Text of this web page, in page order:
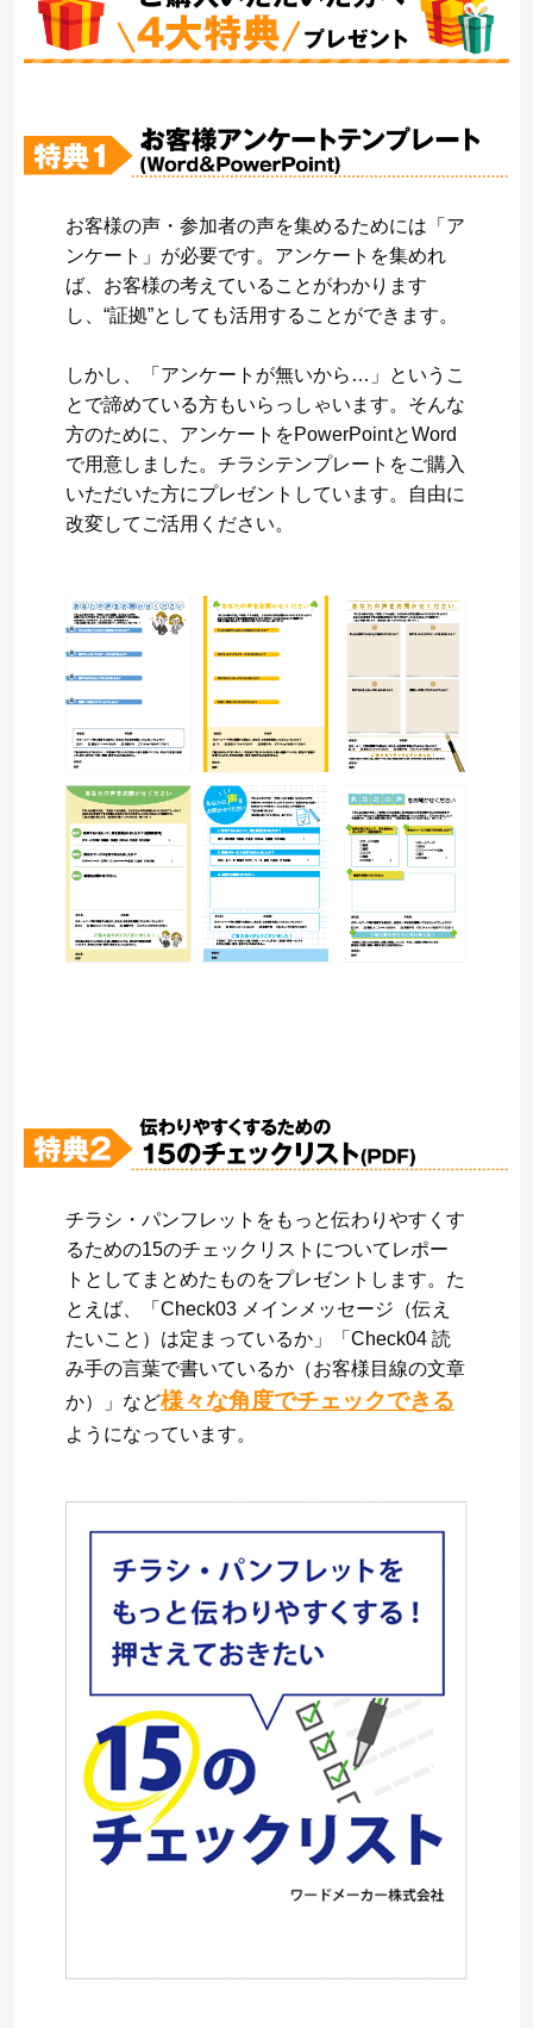
お客様の声・参加者の声を集めるためには「ア
ンケート」が必要です。アンケートを集めれ
ば、お客様の考えていることがわかります
し、“証拠”としても活用することができます。
しかし、「アンケートが無いから…」というこ
とで諦めている方もいらっしゃいます。そんな
方のために、アンケートをPowerPointとWord
で用意しました。チラシテンプレートをご購入
いただいた方にプレゼントしています。自由に
改変してご活用ください。
チラシ・パンフレットをもっと伝わりやすくす
るための15のチェックリストについてレポー
トとしてまとめたものをプレゼントします。た
とえば、「Check03 メインメッセージ（伝え
たいこと）は定まっているか」「Check04 読
み手の言葉で書いているか（お客様目線の文章
か）」など様々な角度でチェックできる
ようになっています。